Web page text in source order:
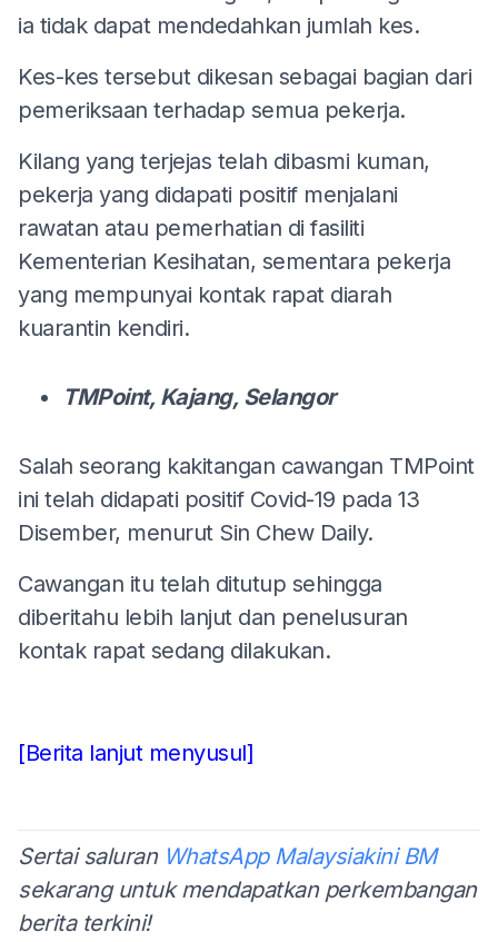
ia tidak dapat mendedahkan jumlah kes.
Kes-kes tersebut dikesan sebagai bagian dari
pemeriksaan terhadap semua pekerja.
Kilang yang terjejas telah dibasmi kuman,
pekerja yang didapati positif menjalani
rawatan atau pemerhatian di fasiliti
Kementerian Kesihatan, sementara pekerja
yang mempunyai kontak rapat diarah
kuarantin kendiri.
TMPoint, Kajang, Selangor
Salah seorang kakitangan cawangan TMPoint
ini telah didapati positif Covid-19 pada 13
Disember, menurut Sin Chew Daily.
Cawangan itu telah ditutup sehingga
diberitahu lebih lanjut dan penelusuran
kontak rapat sedang dilakukan.
[Berita lanjut menyusul]
Sertai saluran WhatsApp Malaysiakini BM
sekarang untuk mendapatkan perkembangan
berita terkini!